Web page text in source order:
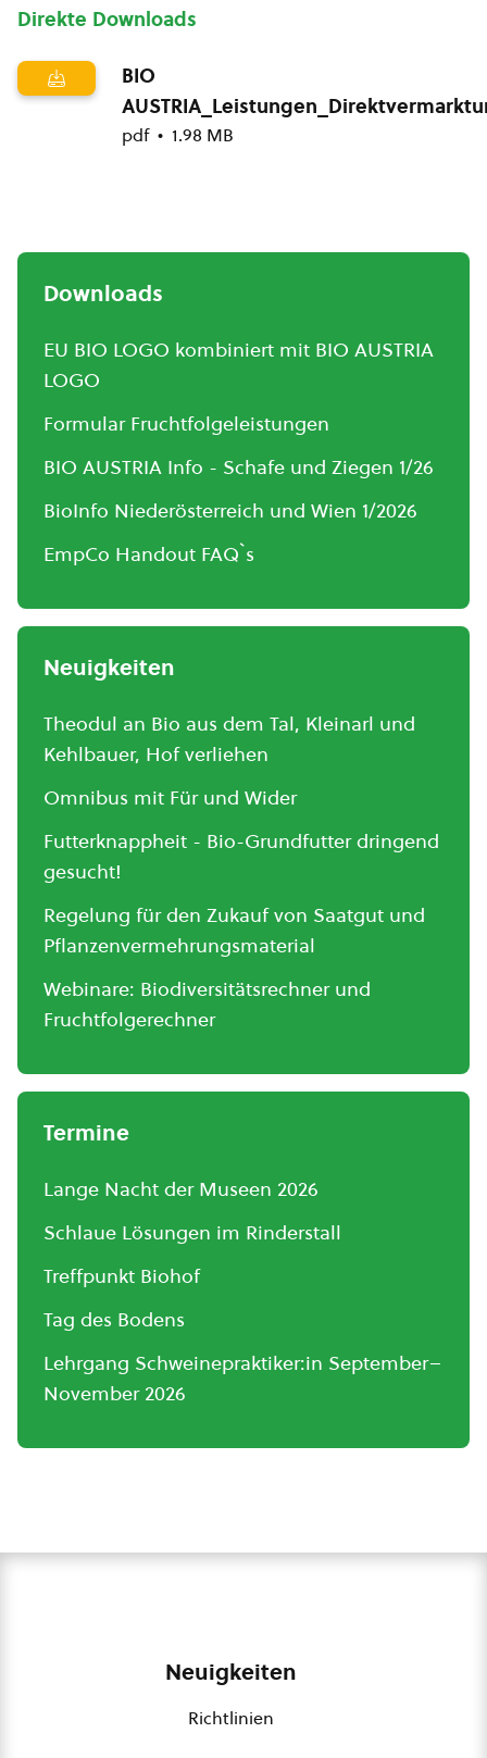
Direkte Downloads
BIO
pdf 1.98 MB
Downloads
EU BIO LOGO kombiniert mit BIO AUSTRIA
LOGO
Formular Fruchtfolgeleistungen
BIO AUSTRIA Info - Schafe und Ziegen 1/26
BioInfo Niederösterreich und Wien 1/2026
EmpCo Handout FAQ`s
Neuigkeiten
Theodul an Bio aus dem Tal, Kleinarl und
Kehlbauer, Hof verliehen
Omnibus mit Für und Wider
Futterknappheit - Bio-Grundfutter dringend
gesucht!
Regelung für den Zukauf von Saatgut und
Pflanzenvermehrungsmaterial
Webinare: Biodiversitätsrechner und
Fruchtfolgerechner
Termine
Lange Nacht der Museen 2026
Schlaue Lösungen im Rinderstall
Treffpunkt Biohof
Tag des Bodens
Lehrgang Schweinepraktiker:in September–
November 2026
Neuigkeiten
Richtlinien